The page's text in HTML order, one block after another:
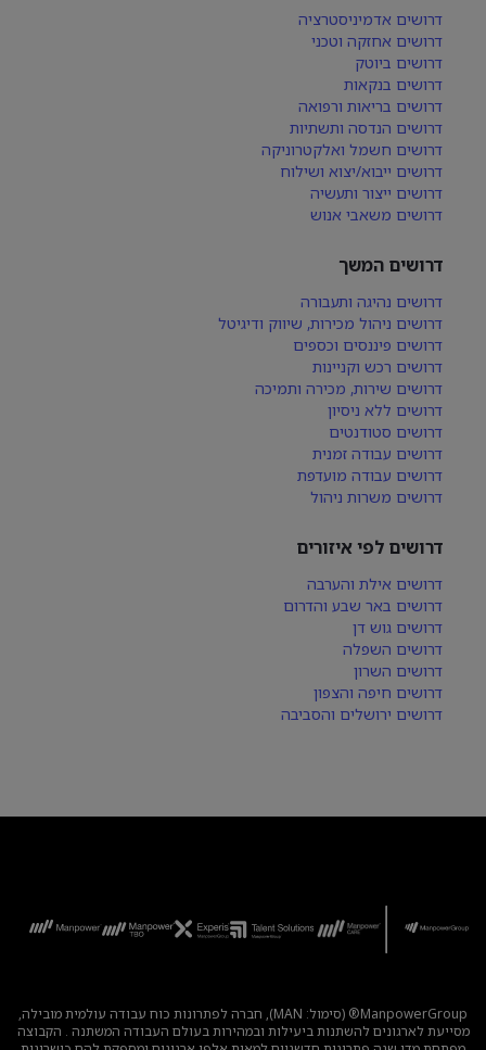
דרושים אדמיניסטרציה
דרושים אחזקה וטכני
דרושים ביוטק
דרושים בנקאות
דרושים בריאות ורפואה
דרושים הנדסה ותשתיות
דרושים חשמל ואלקטרוניקה
דרושים ייבוא/יצוא ושילוח
דרושים ייצור ותעשיה
דרושים משאבי אנוש
דרושים המשך
דרושים נהיגה ותעבורה
דרושים ניהול מכירות, שיווק ודיגיטל
דרושים פיננסים וכספים
דרושים רכש וקניינות
דרושים שירות, מכירה ותמיכה
דרושים ללא ניסיון
דרושים סטודנטים
דרושים עבודה זמנית
דרושים עבודה מועדפת
דרושים משרות ניהול
דרושים לפי איזורים
דרושים אילת והערבה
דרושים באר שבע והדרום
דרושים גוש דן
דרושים השפלה
דרושים השרון
דרושים חיפה והצפון
דרושים ירושלים והסביבה
ManpowerGroup® (סימול: MAN), חברה לפתרונות כוח עבודה עולמית מובילה,
מסייעת לארגונים להשתנות ביעילות ובמהירות בעולם העבודה המשתנה . הקבוצה